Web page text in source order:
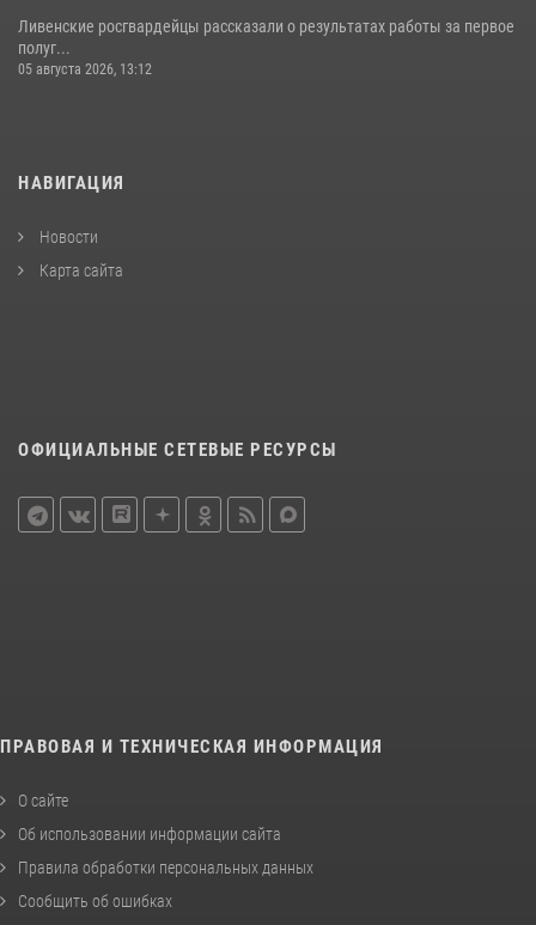
Ливенские росгвардейцы рассказали о результатах работы за первое
полуг...
05 августа 2026, 13:12
НАВИГАЦИЯ
Новости
Карта сайта
ОФИЦИАЛЬНЫЕ СЕТЕВЫЕ РЕСУРСЫ
ПРАВОВАЯ И ТЕХНИЧЕСКАЯ ИНФОРМАЦИЯ
О сайте
Об использовании информации сайта
Правила обработки персональных данных
Сообщить об ошибках